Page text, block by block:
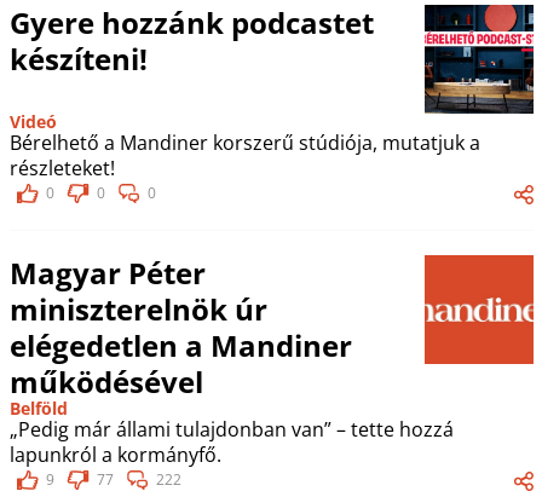
Gyere hozzánk podcastet
készíteni!
Videó
Bérelhető a Mandiner korszerű stúdiója, mutatjuk a
részleteket!
0 0 0
Magyar Péter
miniszterelnök úr
elégedetlen a Mandiner
működésével
Belföld
„Pedig már állami tulajdonban van” – tette hozzá
lapunkról a kormányfő.
9 77 222